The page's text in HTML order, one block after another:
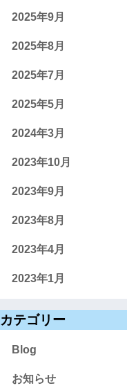
2025年9月
2025年8月
2025年7月
2025年5月
2024年3月
2023年10月
2023年9月
2023年8月
2023年4月
2023年1月
カテゴリー
Blog
お知らせ